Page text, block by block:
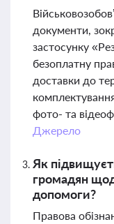
документи,
застосунку
безоплатну
доставки до
фото- та
Джерело
Як
громадян
допомоги?
Правова